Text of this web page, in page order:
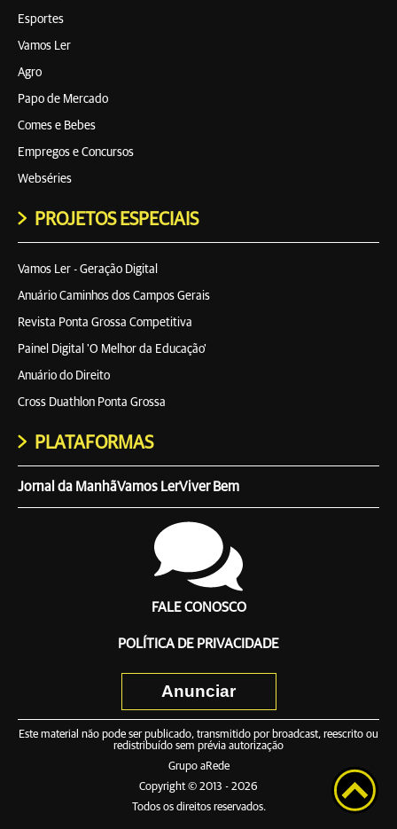
Esportes
Vamos Ler
Agro
Papo de Mercado
Comes e Bebes
Empregos e Concursos
Webséries
PROJETOS ESPECIAIS
Vamos Ler - Geração Digital
Anuário Caminhos dos Campos Gerais
Revista Ponta Grossa Competitiva
Painel Digital 'O Melhor da Educação'
Anuário do Direito
Cross Duathlon Ponta Grossa
PLATAFORMAS
Jornal da ManhãVamos LerViver Bem
FALE CONOSCO
POLÍTICA DE PRIVACIDADE
Anunciar
Este material não pode ser publicado, transmitido por broadcast, reescrito ou
redistribuído sem prévia autorização
Grupo aRede
Copyright © 2013 - 2026
Todos os direitos reservados.